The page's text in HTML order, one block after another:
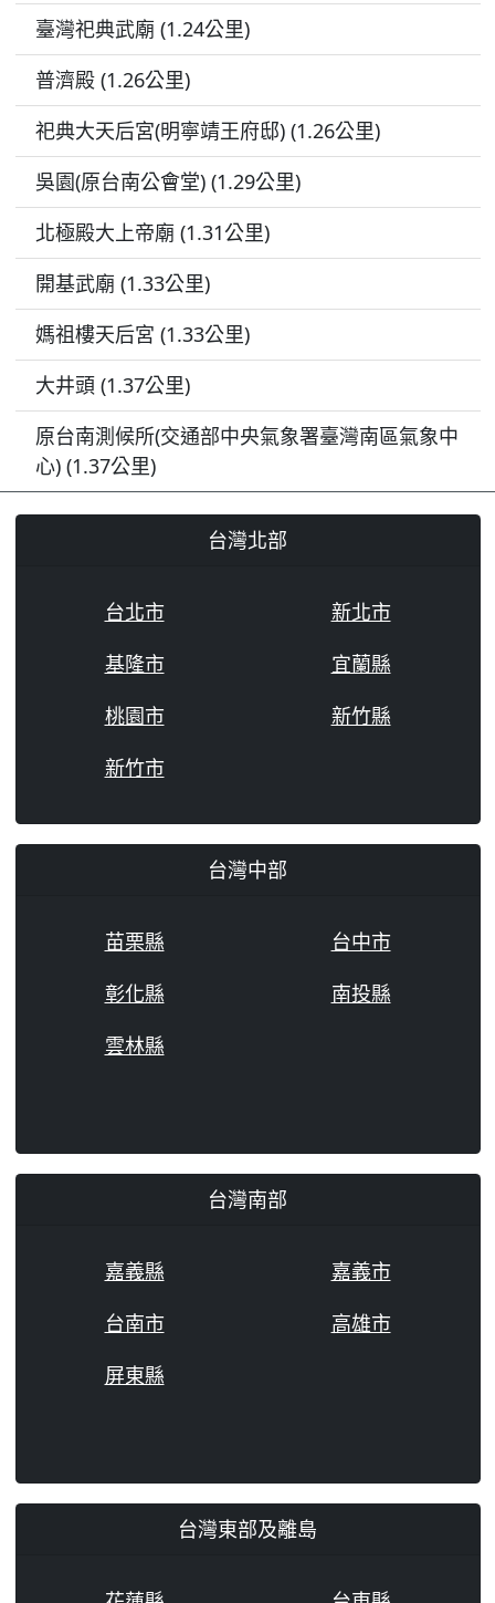
臺灣祀典武廟 (1.24公里)
普濟殿 (1.26公里)
祀典大天后宮(明寧靖王府邸) (1.26公里)
吳園(原台南公會堂) (1.29公里)
北極殿大上帝廟 (1.31公里)
開基武廟 (1.33公里)
媽祖樓天后宮 (1.33公里)
大井頭 (1.37公里)
原台南測候所(交通部中央氣象署臺灣南區氣象中
心) (1.37公里)
台灣北部
台北市
新北市
基隆市
宜蘭縣
桃園市
新竹縣
新竹市
台灣中部
苗栗縣
台中市
彰化縣
南投縣
雲林縣
台灣南部
嘉義縣
嘉義市
台南市
高雄市
屏東縣
台灣東部及離島